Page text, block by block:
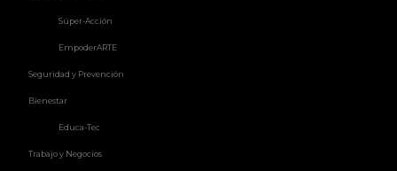
Súper-Acción
EmpoderARTE
Seguridad y Prevención
Bienestar
Educa-Tec
Trabajo y Negocios